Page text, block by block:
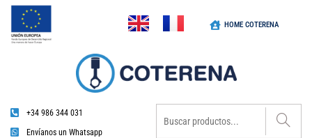
HOME COTERENA
+34 986 344 031
Envíanos un Whatsapp